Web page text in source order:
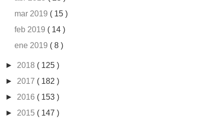
mar 2019 ( 15 )
feb 2019 ( 14 )
ene 2019 ( 8 )
► 2018 ( 125 )
► 2017 ( 182 )
► 2016 ( 153 )
► 2015 ( 147 )